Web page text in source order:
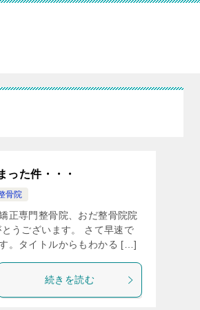
った件・・・
骨院
正専門整骨院、おだ整骨院院
うございます。 さて早速で
。タイトルからもわかる […]
続きを読む